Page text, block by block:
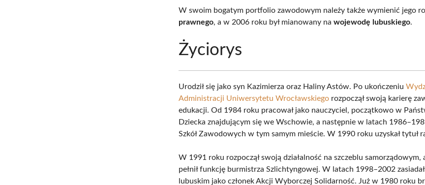
W swoim bogatym portfolio zawodowym należy także wymienić jego
prawnego, a w 2006 roku był mianowany nawojewodę lubuskiego.
Życiorys
Urodził się jako syn Kazimierza oraz Haliny Astów. Po ukończeniu
Administracji Uniwersytetu Wrocławskiego rozpoczął swoją karierę
edukacji. Od 1984 roku pracował jako nauczyciel, początkowo w
Dziecka znajdującym się we Wschowie, a następnie w latach
Szkół Zawodowych w tym samym mieście. W 1990 roku uzyskał tytuł
W 1991 roku rozpoczął swoją działalność na szczeblu samorządowym,
pełnił funkcję burmistrza Szlichtyngowej. W latach 1998–2002
lubuskim jako członek Akcji Wyborczej Solidarność. Już w 1980 roku